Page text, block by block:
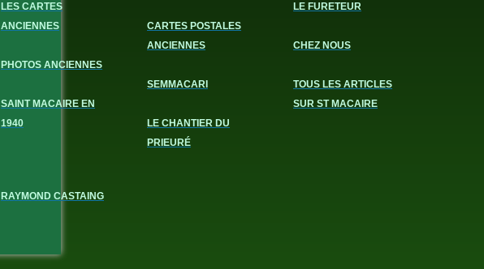
LES CARTES
ANCIENNES
PHOTOS ANCIENNES
SAINT MACAIRE EN
1940
CARTES POSTALES
ANCIENNES
SEMMACARI
LE CHANTIER DU
PRIEURÉ
LE FURETEUR
CHEZ NOUS
TOUS LES ARTICLES
SUR ST MACAIRE
RAYMOND CASTAING